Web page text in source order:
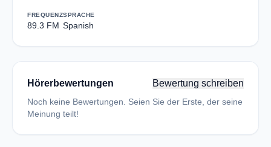
FREQUENZ
89.3 FM
SPRACHE
Spanish
Hörerbewertungen Bewertung schreiben
Noch keine Bewertungen. Seien Sie der Erste, der seine
Meinung teilt!